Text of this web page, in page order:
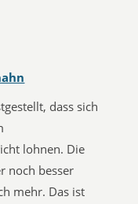
dass sich
lohnen. Die
noch besser
mehr. Das ist